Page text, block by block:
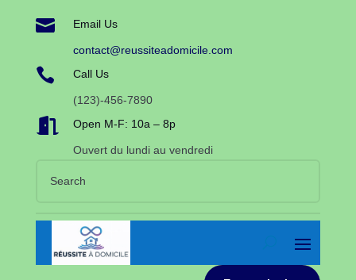
 Email Us
contact@reussiteadomicile.com
 Call Us
(123)-456-7890
 Open M-F: 10a – 8p
Ouvert du lundi au vendredi